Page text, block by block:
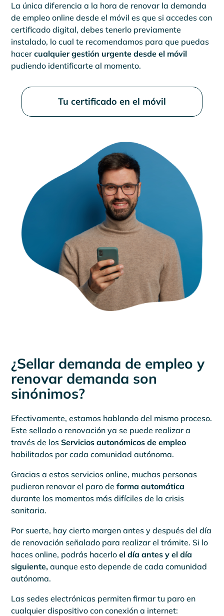
La única diferencia a la hora de renovar la demanda
de empleo online desde el móvil es que si accedes con
certificado digital, debes tenerlo previamente
instalado, lo cual te recomendamos para que puedas
hacercualquier gestión urgente desde el móvil
pudiendo identificarte al momento.
Tu certificado en el móvil
¿Sellar demanda de empleo y
renovar demanda son
sinónimos?
Efectivamente, estamos hablando del mismo proceso.
Este sellado o renovación ya se puede realizar a
través de losServicios autonómicos de empleo
habilitados por cada comunidad autónoma.
Gracias a estos servicios online, muchas personas
pudieron renovar el paro de forma automática
durante los momentos más difíciles de la crisis
sanitaria.
Por suerte, hay cierto margen antes y después del día
de renovación señalado para realizar el trámite. Si lo
haces online, podrás hacerloel día antes y el día
siguiente, aunque esto depende de cada comunidad
autónoma.
Las sedes electrónicas permiten firmar tu paro en
cualquier dispositivo con conexión a internet: